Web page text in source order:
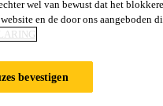
wel van bewust dat het
en de door ons aangeboden
bevestigen